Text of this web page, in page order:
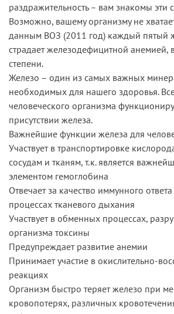
раздражительность – вам знакомы эти
Возможно, вашему организму не
данным ВОЗ (2011 год) каждый пятый
страдает железодефицитной анемией,
степени.
Железо – один из самых важных
необходимых для нашего здоровья.
человеческого организма
присутствии железа.
Важнейшие функции железа для
Участвует в транспортировке
сосудам и тканям, т.к. является
элементом гемоглобина
Отвечает за качество иммунного ответа
процессах тканевого дыхания
Участвует в обменных процессах,
организма токсины
Предупреждает развитие анемии
Принимает участие в окислительно-
реакциях
Организм быстро теряет железо при
кровопотерях, различных